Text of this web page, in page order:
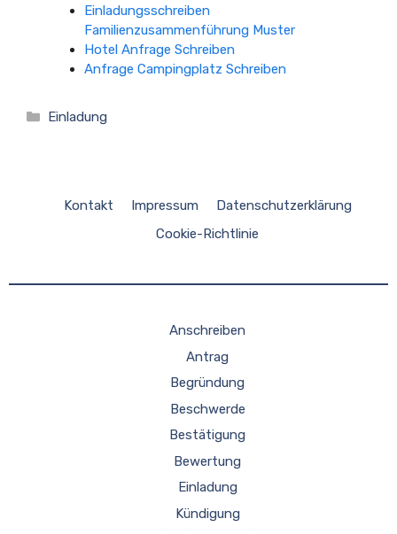
Einladungsschreiben
Familienzusammenführung Muster
Hotel Anfrage Schreiben
Anfrage Campingplatz Schreiben
Kategorien
Einladung
Kontakt Impressum
Datenschutzerklärung
Cookie-Richtlinie
Anschreiben
Antrag
Begründung
Beschwerde
Bestätigung
Bewertung
Einladung
Kündigung